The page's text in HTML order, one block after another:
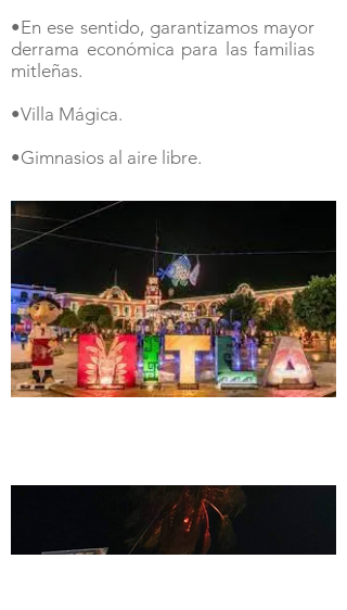
•En ese sentido, garantizamos mayor
derrama económica para las familias
mitleñas.
•Villa Mágica.
•Gimnasios al aire libre.